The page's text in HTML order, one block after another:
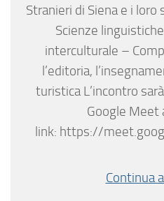
Stranieri di Siena e i
Scienze
interculturale –
l’editoria,
turistica L’incontro
Google Meet
link: https://
Continua